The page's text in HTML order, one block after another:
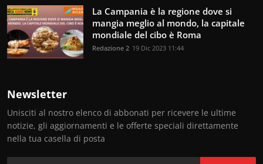
La Campania è la regione dove si
mangia meglio al mondo, la capitale
mondiale del cibo è Roma
Redazione 2 19 Dic 2023 11:44
Newsletter
Unisciti al nostro elenco di abbonati per ricevere le ultime
notizie, gli aggiornamenti e le offerte speciali direttamente
nella tua casella di posta